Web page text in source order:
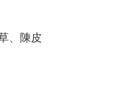
、陳皮